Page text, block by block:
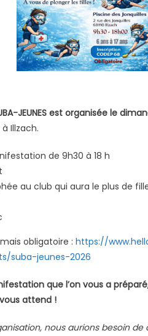
JEUNES est organisée le
Illzach.
de 9h30 à 18 h
au club qui aura le plus de
obligatoire : https://
suba-jeunes-2026
que l’on vous a
attend !
nous aurions besoin de